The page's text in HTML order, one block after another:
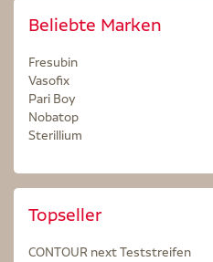
Beliebte Marken
Fresubin
Vasofix
Pari Boy
Nobatop
Sterillium
Topseller
CONTOUR next Teststreifen